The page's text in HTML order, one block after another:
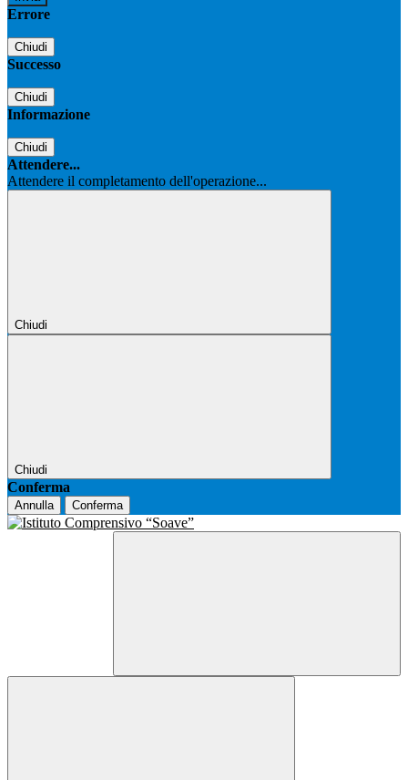
Errore
Chiudi
Successo
Chiudi
Informazione
Chiudi
Attendere...
Attendere il completamento dell'operazione...
Chiudi
Chiudi
Conferma
Annulla Conferma